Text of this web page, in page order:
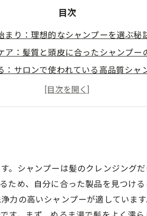
目次
まり：理想的なシャンプーを選ぶ秘
ア：髪質と頭皮に合ったシャンプー
：サロンで使われている高品質シャ
サロン帰りの美髪を実現するテクニ
分の深い理解：髪に優しい選択をす
る！美髪ケアの新しいライフスタイ
。シャンプーは髪のクレンジング
ため、自分に合った製品を見つけ
力の高いシャンプーが適していま